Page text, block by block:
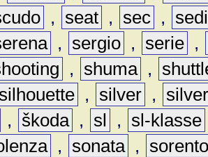
, seat , sec ,
, sergio , serie ,
, shuma ,
silhouette , silver ,
, škoda , sl , sl-klasse
, sonata ,